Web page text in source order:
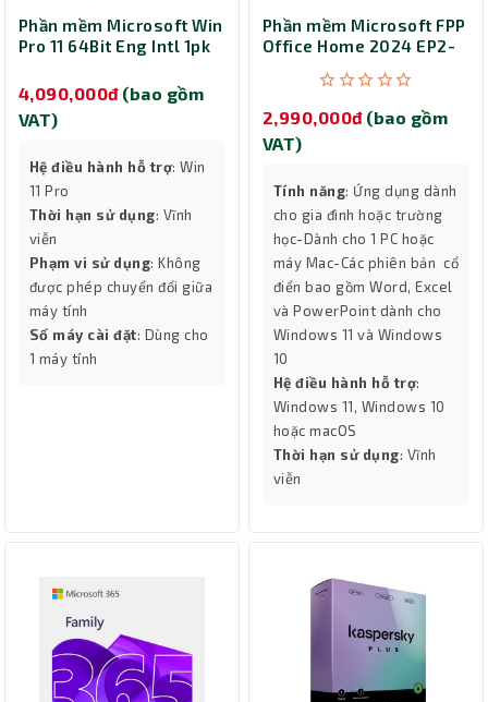
Phần mềm Microsoft Win
Pro 11 64Bit Eng Intl 1pk
4,090,000đ (bao gồm
VAT)
Hệ điều hành hỗ trợ: Win
11 Pro
Thời hạn sử dụng: Vĩnh
viễn
Phạm vi sử dụng: Không
được phép chuyển đổi giữa
máy tính
Số máy cài đặt: Dùng cho
1 máy tính
Phần mềm Microsoft FPP
Office Home 2024 EP2-
2,990,000đ (bao gồm
VAT)
Tính năng: Ứng dụng dành
cho gia đình hoặc trường
học-Dành cho 1 PC hoặc
máy Mac-Các phiên bản cổ
điển bao gồm Word, Excel
và PowerPoint dành cho
Windows 11 và Windows
10
Hệ điều hành hỗ trợ:
Windows 11, Windows 10
hoặc macOS
Thời hạn sử dụng: Vĩnh
viễn